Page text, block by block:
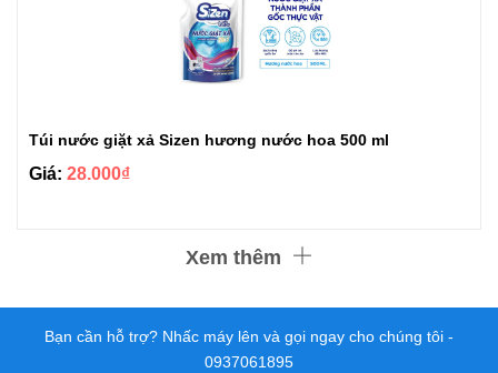
Túi nước giặt xả Sizen hương nước hoa 500 ml
Giá: 28.000₫
Xem thêm
Bạn cần hỗ trợ? Nhấc máy lên và gọi ngay cho chúng tôi -
0937061895